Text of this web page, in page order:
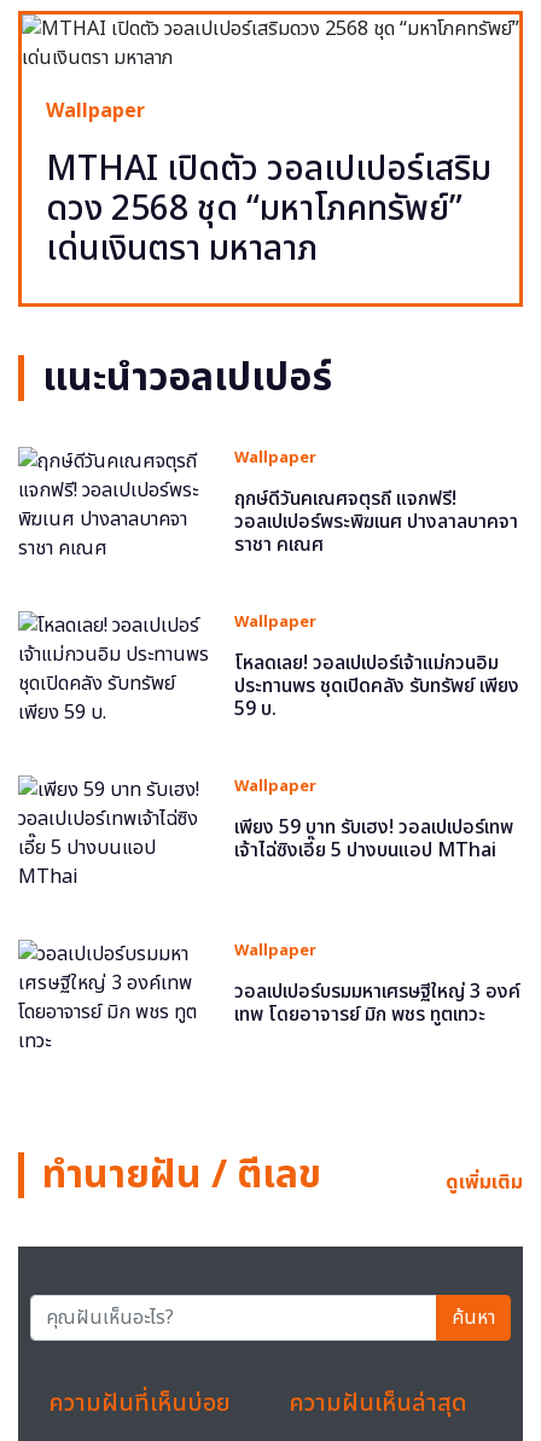
Wallpaper
MTHAI เปิดตัว วอลเปเปอร์เสริม
ดวง 2568 ชุด “มหาโภคทรัพย์”
เด่นเงินตรา มหาลาภ
แนะนำวอลเปเปอร์
Wallpaper
ฤกษ์ดีวันคเณศจตุรถี แจกฟรี!
วอลเปเปอร์พระพิฆเนศ ปางลาลบาคจา
ราชา คเณศ
Wallpaper
โหลดเลย! วอลเปเปอร์เจ้าแม่กวนอิม
ประทานพร ชุดเปิดคลัง รับทรัพย์ เพียง
59 บ.
Wallpaper
เพียง 59 บาท รับเฮง! วอลเปเปอร์เทพ
เจ้าไฉ่ซิงเอี๊ย 5 ปางบนแอป MThai
Wallpaper
วอลเปเปอร์บรมมหาเศรษฐีใหญ่ 3 องค์
เทพ โดยอาจารย์ มิก พชร ทูตเทวะ
ทำนายฝัน / ตีเลข ดูเพิ่มเติม
ค้นหา
ความฝันที่เห็นบ่อย ความฝันเห็นล่าสุด